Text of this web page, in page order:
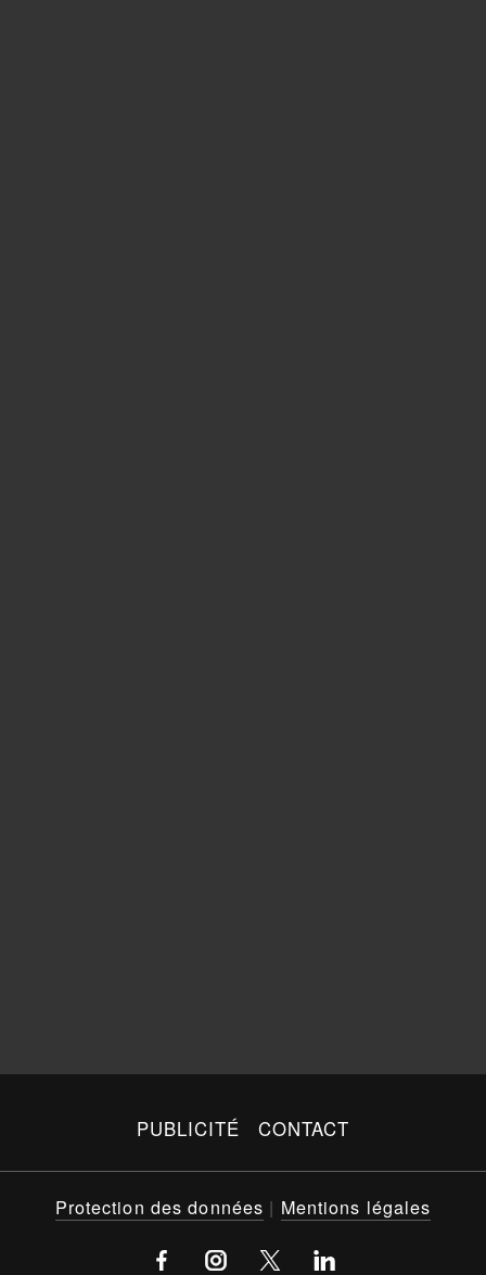
PUBLICITÉ CONTACT
Protection des données | Mentions légales